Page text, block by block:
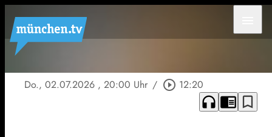
Do., 02.07.2026 , 20:00 Uhr / play_circle_outline 12:20
headphones chrome_reader_mode bookmark_border